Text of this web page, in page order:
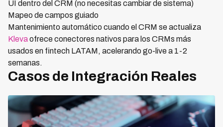
UI dentro del CRM (no necesitas cambiar de sistema)
Mapeo de campos guiado
Mantenimiento automático cuando el CRM se actualiza
Klevaofrece conectores nativos para los CRMs más
usados en fintech LATAM, acelerando go-live a 1-2
semanas.
Casos de Integración Reales